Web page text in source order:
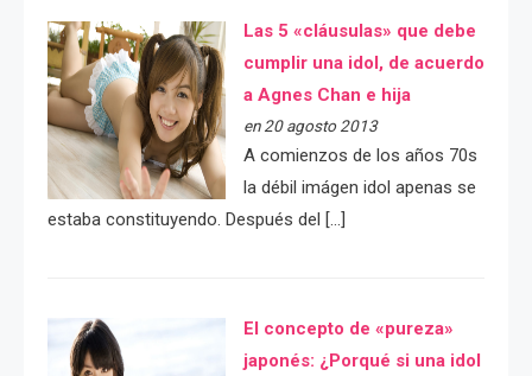
Las 5 «cláusulas» que debe
cumplir una idol, de acuerdo
a Agnes Chan e hija
en 20 agosto 2013
A comienzos de los años 70s
la débil imágen idol apenas se
estaba constituyendo. Después del […]
El concepto de «pureza»
japonés: ¿Porqué si una idol